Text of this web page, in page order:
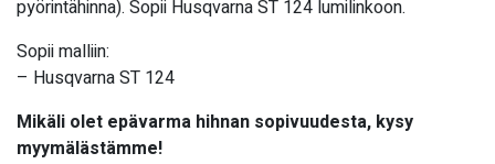
pyörintähinna). Sopii Husqvarna ST 124 lumilinkoon.
Sopii malliin:
– Husqvarna ST 124
Mikäli olet epävarma hihnan sopivuudesta, kysy
myymälästämme!